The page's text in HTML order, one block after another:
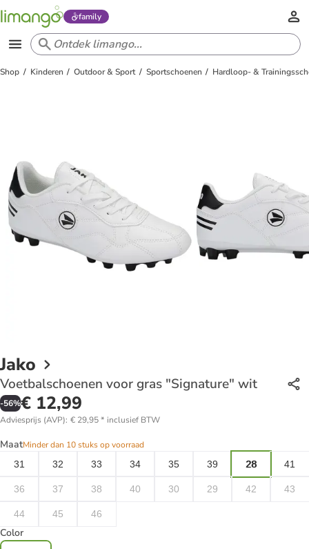
family
Shop Kinderen Outdoor & Sport Sportschoenen Hardloop- &
Jako
Voetbalschoenen voor gras "Signature" wit
-56%€ 12,99
Adviesprijs (AVP): € 29,95* inclusief BTW
MaatMinder dan 10 stuks op voorraad
31
32 33 34 35 39 28 41
36 37 38 40 30 29 42 43
44 45 46
Color